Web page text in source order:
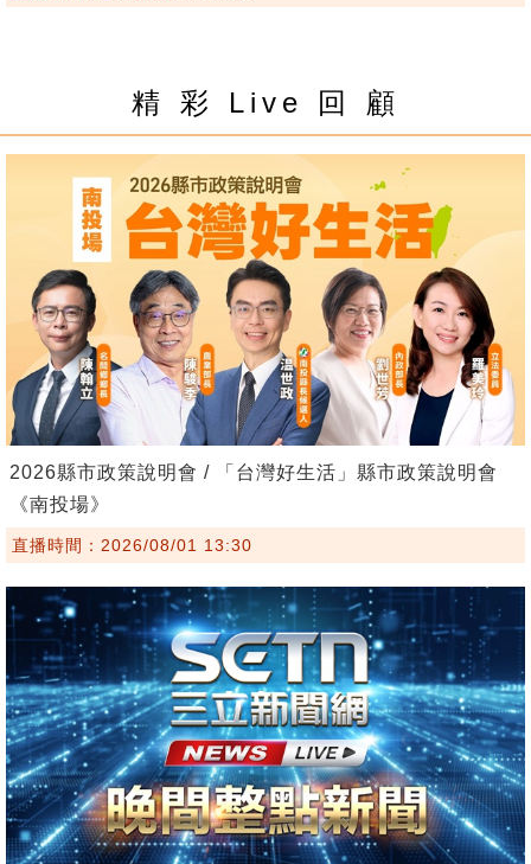
精 彩 Live 回 顧
2026縣市政策說明會 / 「台灣好生活」縣市政策說明會
《南投場》
直播時間：2026/08/01 13:30